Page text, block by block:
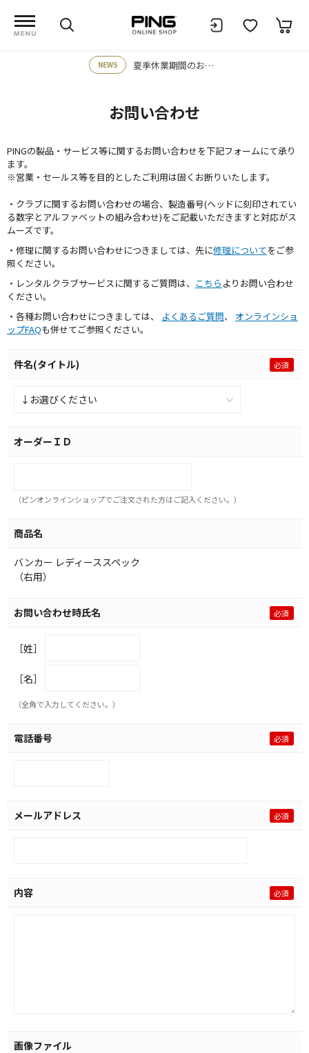
NEWS 夏季休業期間のお知らせ
お問い合わせ
PINGの製品・サービス等に関するお問い合わせを下記フォームにて承り
ます。
※営業・セールス等を目的としたご利用は固くお断りいたします。
・クラブに関するお問い合わせの場合、製造番号(ヘッドに刻印されてい
る数字とアルファベットの組み合わせ)をご記載いただきますと対応がス
ムーズです。
・修理に関するお問い合わせにつきましては、先に修理についてをご参
照ください。
・レンタルクラブサービスに関するご質問は、 こちら よりお問い合わせ
ください。
・各種お問い合わせにつきましては、
よくあるご質問、 オンラインショ
ップFAQも併せてご参照ください。
件名(タイトル)
オーダーＩＤ
（ピンオンラインショップでご注文された方はご記入ください。）
商品名
バンカー レディーススペック
（右用）
お問い合わせ時氏名
［姓］
［名］
（全角で入力してください。）
電話番号
メールアドレス
内容
画像ファイル